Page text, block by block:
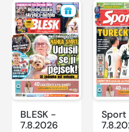
BLESK -
7.8.2026
Sport